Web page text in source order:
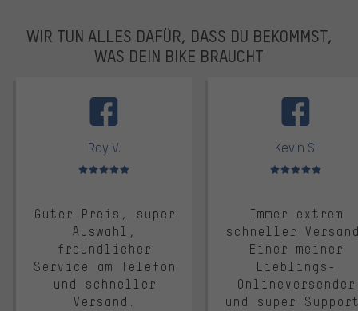
WIR TUN ALLES DAFÜR, DASS DU BEKOMMST,
WAS DEIN BIKE BRAUCHT
Roy V.
Bewertungen: 5 von 5
Guter Preis, super
Auswahl,
freundlicher
Service am Telefon
und schneller
Versand.
Kevin S.
Bewertungen: 5 von 5
Immer extrem
schneller
Einer meiner
Lieblings-
Onlineversender
und super